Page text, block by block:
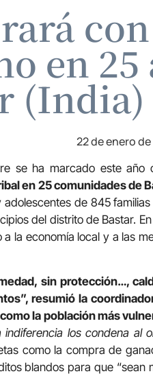
en 25
(India)
22 de enero
se ha marcado este año
en 25 comunidades de
de 845 familias
del distrito de Bastar.
la economía local y a las
sin protección…,
resumió la
la población más
indiferencia los condena al
como la compra de
blandos para que “sean